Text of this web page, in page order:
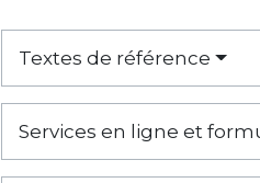
Textes de référence
Services en ligne et